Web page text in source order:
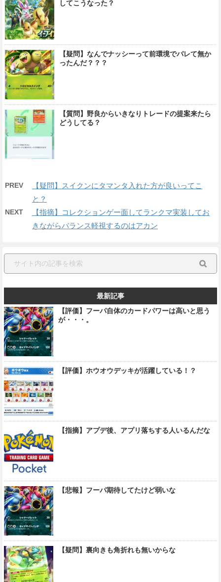
してこうなった？
【疑問】なんでナッシーって前環境でバレて無か
ったんだ？？？
【質問】野良からいきなりトレードの提案来たら
どうしてる？
PREV
【疑問】スイクンにタマンタ入れた方が良いってこ
と？
NEXT
【指摘】コレクションゲー面してランクマ実装してお
きながらバランス軽視するのはアカン
最新記事
【評価】フーパ自体のカードパワーは高いと思う
が・・・。
【評価】ホウオウデッキが活躍している！？
【指摘】アプデ後、アプリ落ちする人いるんだな
【悲報】フーパ期待してたけど弱いな
【疑問】裏向きも角折れも無いからな